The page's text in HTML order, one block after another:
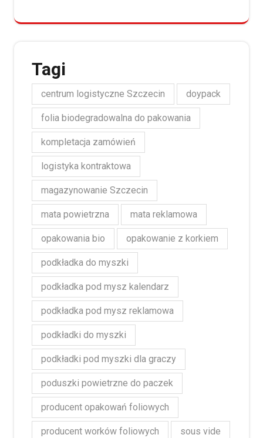
Tagi
centrum logistyczne Szczecin doypack
folia biodegradowalna do pakowania
kompletacja zamówień
logistyka kontraktowa
magazynowanie Szczecin
mata powietrzna mata reklamowa
opakowania bio opakowanie z korkiem
podkładka do myszki
podkładka pod mysz kalendarz
podkładka pod mysz reklamowa
podkładki do myszki
podkładki pod myszki dla graczy
poduszki powietrzne do paczek
producent opakowań foliowych
producent worków foliowych sous vide